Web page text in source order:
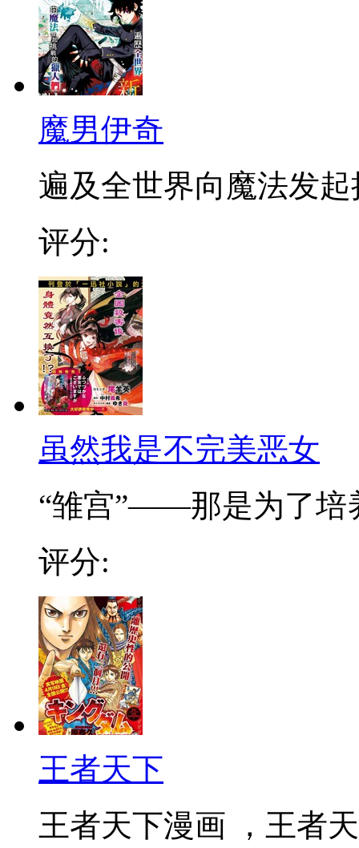
魔男伊奇
遍及全世界向魔法发起
评分:
虽然我是不完美恶女
“雏宫”——那是为了培
评分:
王者天下
王者天下漫画 ，王者